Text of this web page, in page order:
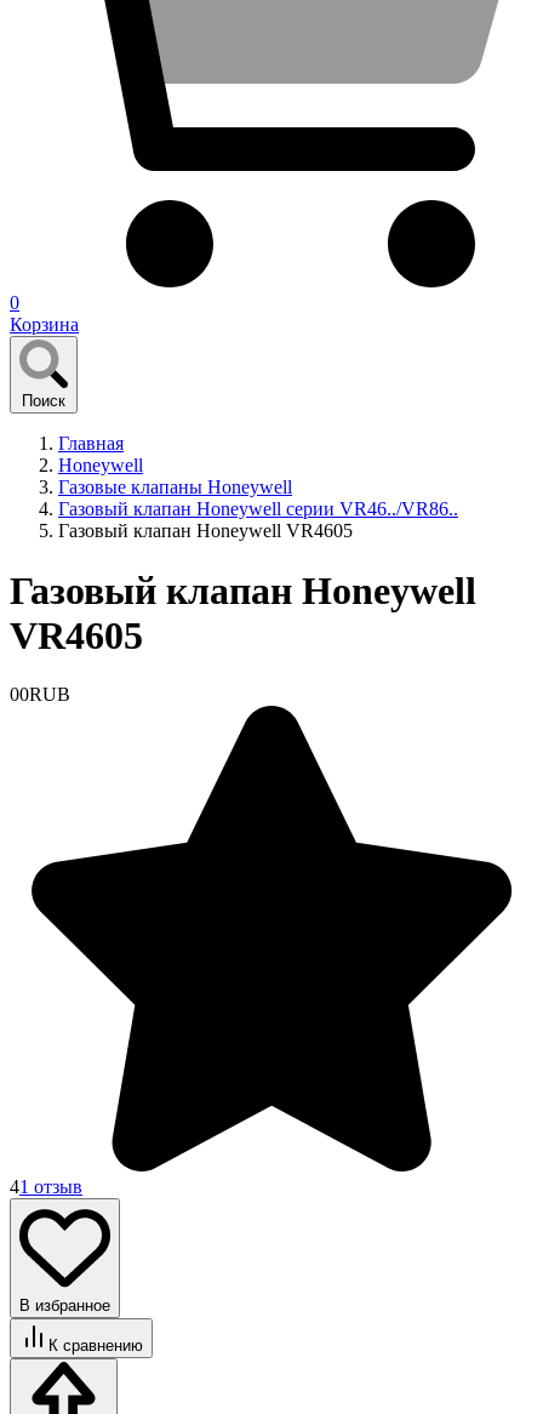
0
Корзина
Поиск
Главная
Honeywell
Газовые клапаны Honeywell
Газовый клапан Honeywell серии VR46../VR86..
Газовый клапан Honeywell VR4605
Газовый клапан Honeywell
VR4605
00RUB
41 отзыв
В избранное
К сравнению